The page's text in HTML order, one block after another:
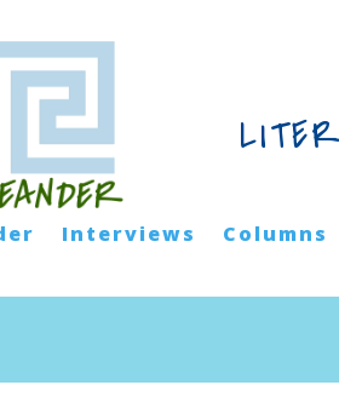
Interviews Columns